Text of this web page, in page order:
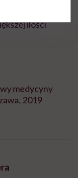
ilości
medycyny
2019